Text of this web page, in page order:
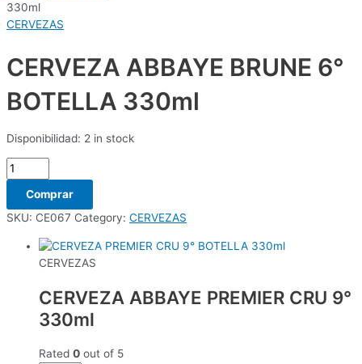
330ml
CERVEZAS
CERVEZA ABBAYE BRUNE 6°
BOTELLA 330ml
Disponibilidad: 2 in stock
Comprar
SKU: CE067 Category: CERVEZAS
CERVEZAS
CERVEZA ABBAYE PREMIER CRU 9°
330ml
Rated 0 out of 5